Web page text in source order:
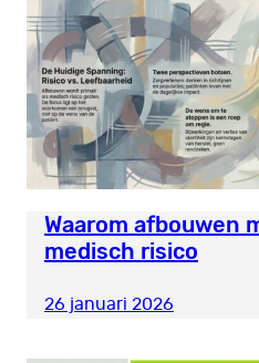
Waarom afbouwen
medisch risico
26 januari 2026